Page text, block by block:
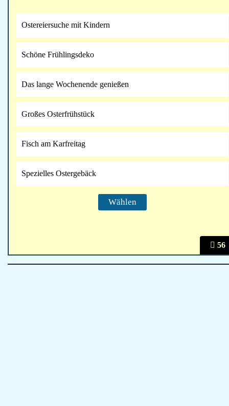
56
Ostereiersuche mit Kindern
Schöne Frühlingsdeko
Das lange Wochenende genießen
Großes Osterfrühstück
Fisch am Karfreitag
Spezielles Ostergebäck